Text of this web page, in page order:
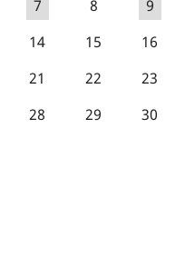
7 8
9
14 15
16
21 22
23
28 29
30